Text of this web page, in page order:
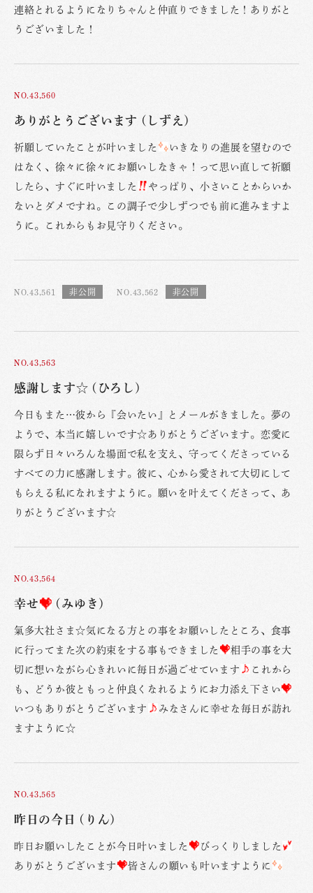
連絡とれるようになりちゃんと仲直りできました！ありがと
うございました！
NO.43,560
ありがとうございます (しずえ)
祈願していたことが叶いました
いきなりの進展を望むので
はなく、徐々に徐々にお願いしなきゃ！って思い直して祈願
したら、すぐに叶いました
やっぱり、小さいことからいか
ないとダメですね。この調子で少しずつでも前に進みますよ
うに。これからもお見守りください。
NO.43,561 NO.43,562
NO.43,563
感謝します☆ (ひろし)
今日もまた…彼から『会いたい』とメールがきました。夢の
ようで、本当に嬉しいです☆ありがとうございます。恋愛に
限らず日々いろんな場面で私を支え、守ってくださっている
すべての力に感謝します。彼に、心から愛されて大切にして
もらえる私になれますように。願いを叶えてくださって、あ
りがとうございます☆
NO.43,564
幸せ (みゆき)
氣多大社さま☆気になる方との事をお願いしたところ、食事
に行ってまた次の約束をする事もできました
相手の事を大
切に想いながら心きれいに毎日が過ごせています
これから
も、どうか彼ともっと仲良くなれるようにお力添え下さい
いつもありがとうございます
みなさんに幸せな毎日が訪れ
ますように☆
NO.43,565
昨日の今日 (りん)
昨日お願いしたことが今日叶いました
びっくりしました
ありがとうございます
皆さんの願いも叶いますように